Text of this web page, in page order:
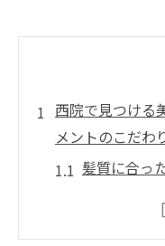
西院で見つける
メントのこだわ
髪質に合っ
トリートメ